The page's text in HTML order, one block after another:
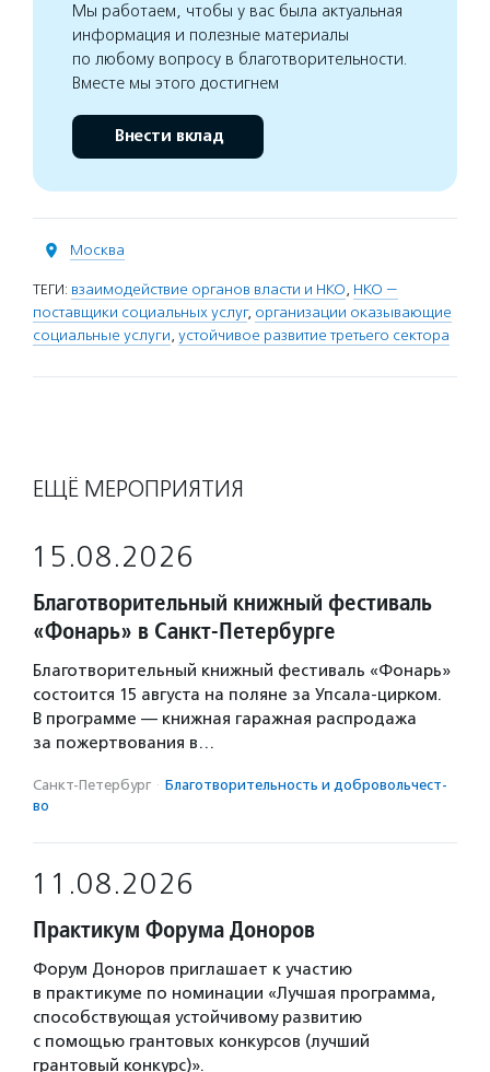
Мы работаем, чтобы у вас была актуальная
информация и полезные материалы
по любому вопросу в благотворительности.
Вместе мы этого достигнем
Внести вклад
Москва
ТЕГИ: взаимодействие органов власти и НКО, НКО —
поставщики социальных услуг, организации оказывающие
социальные услуги, устойчивое развитие третьего сектора
ЕЩЁ МЕРОПРИЯТИЯ
15.08.2026
Благотворительный книжный фестиваль
«Фонарь» в Санкт-Петербурге
Благотворительный книжный фестиваль «Фонарь»
состоится 15 августа на поляне за Упсала-цирком.
В программе — книжная гаражная распродажа
за пожертвования в…
Санкт-Петербург · Благотвори­тель­ность и доброволь­чест­
во
11.08.2026
Практикум Форума Доноров
Форум Доноров приглашает к участию
в практикуме по номинации «Лучшая программа,
способствующая устойчивому развитию
с помощью грантовых конкурсов (лучший
грантовый конкурс)».